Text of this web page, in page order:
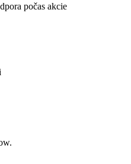
počas akcie